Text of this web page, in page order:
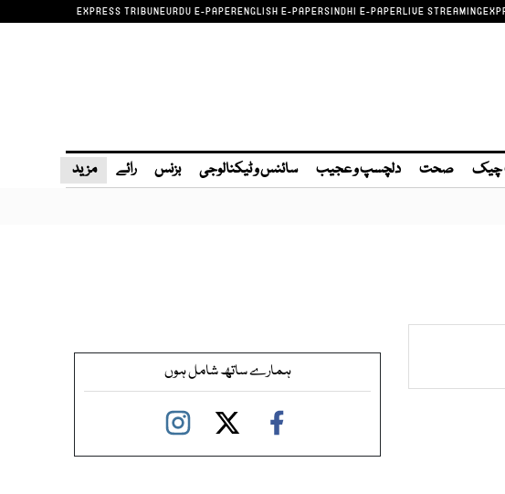
EXPRESS TRIBUNEURDU E-PAPERENGLISH E-PAPERSINDHI E-PAPERLIVE STREAMING
چیک صحت دلچسپ و عجیب سائنس و ٹیکنالوجی بزنس رائے مزید
ہمارے ساتھ شامل ہوں